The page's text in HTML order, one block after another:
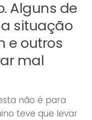
Alguns de
situação
e outros
mal
não é para
teve que levar